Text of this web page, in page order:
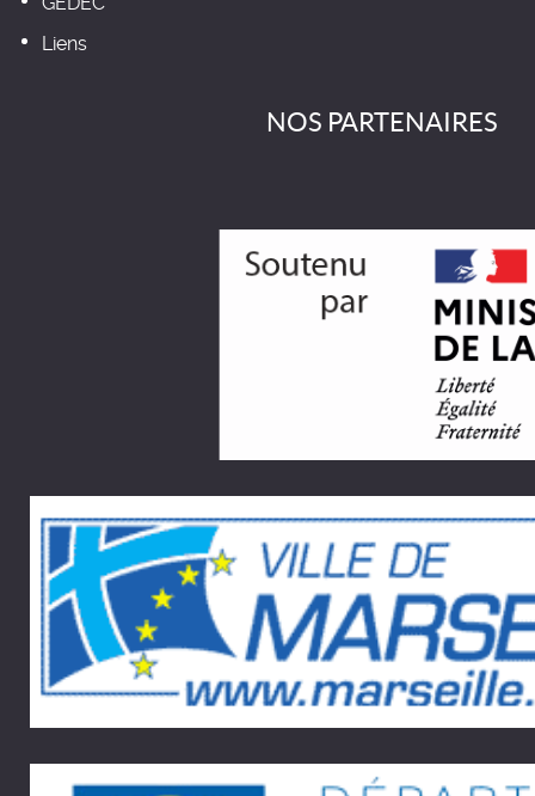
Liens
NOS PARTENAIRES